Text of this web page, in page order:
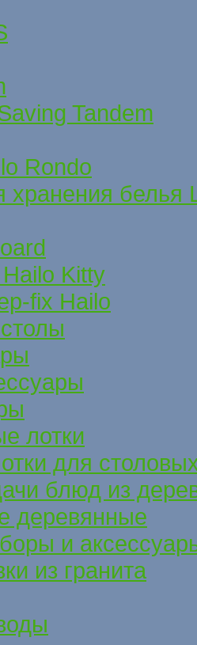
Tandem
Rondo
белья
Kitty
fix Hailo
лотки
для
блюд из
деревянные
и
из гранита